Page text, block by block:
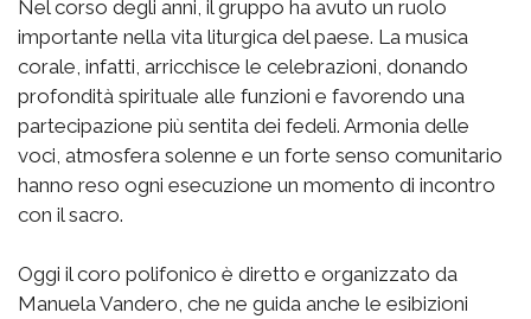
Nel corso degli anni, il gruppo ha avuto un ruolo
importante nella vita liturgica del paese. La musica
corale, infatti, arricchisce le celebrazioni, donando
profondità spirituale alle funzioni e favorendo una
partecipazione più sentita dei fedeli. Armonia delle
voci, atmosfera solenne e un forte senso comunitario
hanno reso ogni esecuzione un momento di incontro
con il sacro.
Oggi il coro polifonico è diretto e organizzato da
Manuela Vandero, che ne guida anche le esibizioni